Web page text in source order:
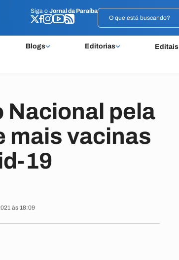
Siga o Jornal da Paraíba
Blogs Editorias Editais
Siga o Jornal da Paraíba
Nacional pela
mais vacinas
19
às 18:09